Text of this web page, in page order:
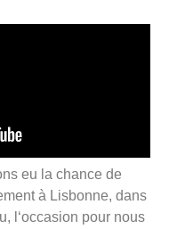
eu la chance de
à Lisbonne, dans
l ‘occasion pour nous